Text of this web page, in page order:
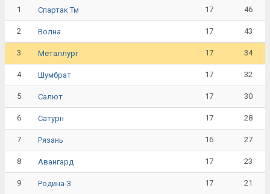
1 Спартак Тм 17 46
2 Волна 17 43
3 Металлург 17 34
4 Шумбрат 17 32
5 Салют 17 30
6 Сатурн 17 28
7 Рязань 16 27
8 Авангард 17 23
9 Родина-3 17 21